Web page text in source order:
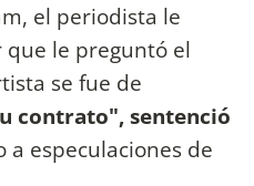
el periodista le
que le preguntó el
se fue de
contrato", sentenció
a especulaciones de